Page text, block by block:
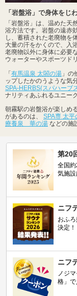
「岩盤浴」で身体をじ
「岩盤浴」は、温めた
浴方法です。岩盤の遠赤
し、蓄積された老廃物を
大量の汗をかくので、入
老廃物以外に身体に必要
ウォーターやスポーツド
「 有馬温泉 太閤の湯 」の
ップしたかのうような気
SPA-HERBS(スパハーブ
ナリティあふれるユニー
朝霧駅の岩盤浴が楽しめ
があるのは、 SPA専 太平
療養泉 華の湯 などの施
第20
全国
気施設
ニフ
おふ
決定！
ニフ
ノジ
格」で